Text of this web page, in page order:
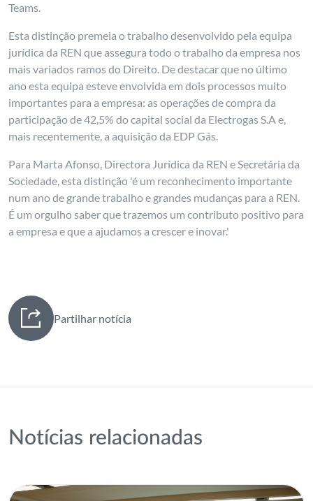
Teams.
Esta distinção premeia o trabalho desenvolvido pela equipa
jurídica da REN que assegura todo o trabalho da empresa nos
mais variados ramos do Direito. De destacar que no último
ano esta equipa esteve envolvida em dois processos muito
importantes para a empresa: as operações de compra da
participação de 42,5% do capital social da Electrogas S.A e,
mais recentemente, a aquisição da EDP Gás.
Para Marta Afonso, Directora Jurídica da REN e Secretária da
Sociedade, esta distinção 'é um reconhecimento importante
num ano de grande trabalho e grandes mudanças para a REN.
É um orgulho saber que trazemos um contributo positivo para
a empresa e que a ajudamos a crescer e inovar.'
Partilhar notícia
Notícias relacionadas